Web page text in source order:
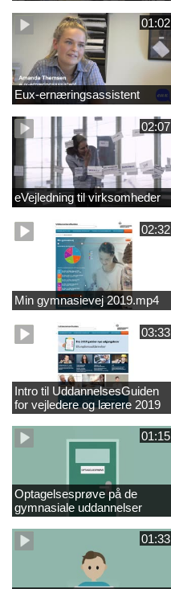
01:02
Eux-ernæringsassistent
02:07
eVejledning til virksomheder
02:32
Min gymnasievej 2019.mp4
03:33
Intro til UddannelsesGuiden
for vejledere og lærere 2019
01:15
Optagelsesprøve på de
gymnasiale uddannelser
01:33